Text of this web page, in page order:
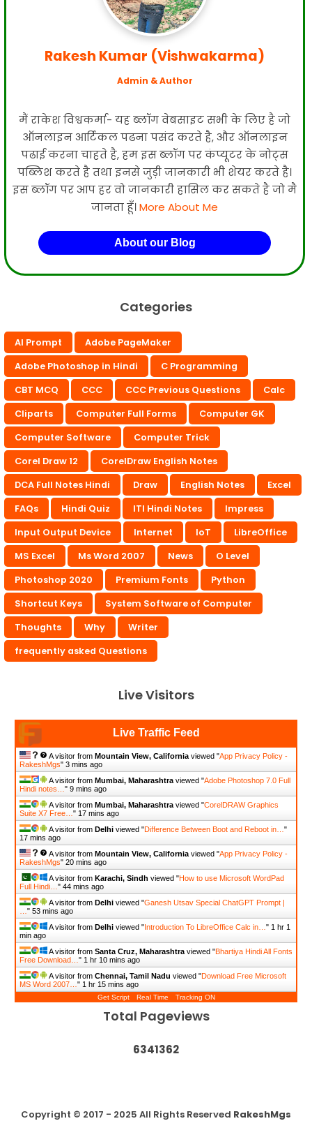
Rakesh Kumar (Vishwakarma)
Admin & Author
मैं राकेश विश्वकर्मा- यह ब्लॉग वेबसाइट सभी के लिए है जो
ऑनलाइन आर्टिकल पढना पसंद करते है, और ऑनलाइन
पढाई करना चाहते है, हम इस ब्लॉग पर कंप्यूटर के नोट्स
पब्लिश करते है तथा इनसे जुड़ी जानकारी भी शेयर करते है।
इस ब्लॉग पर आप हर वो जानकारी हासिल कर सकते है जो मै
जानता हूँ।More About Me
About our Blog
Categories
AI Prompt
Adobe PageMaker
Adobe Photoshop in Hindi
C Programming
CBT MCQ
CCC CCC Previous Questions
Calc
Cliparts
Computer Full Forms
Computer GK
Computer Software
Computer Trick
Corel Draw 12
CorelDraw English Notes
DCA Full Notes Hindi
Draw English Notes
Excel
FAQs
Hindi Quiz ITI Hindi Notes
Impress
Input Output Device
Internet IoT
LibreOffice
MS Excel
Ms Word 2007 News
O Level
Photoshop 2020
Premium Fonts
Python
Shortcut Keys
System Software of Computer
Thoughts
Why
Writer
frequently asked Questions
Live Visitors
Live Traffic Feed
A visitor from Mountain View, Californiaviewed "App Privacy Policy -
RakeshMgs" 3 mins ago
A visitor from Mumbai, Maharashtraviewed "Adobe Photoshop 7.0 Full
Hindi notes…" 9 mins ago
A visitor from Mumbai, Maharashtraviewed "CorelDRAW Graphics
Suite X7 Free…" 17 mins ago
A visitor from Delhi viewed "Difference Between Boot and Reboot in…"
17 mins ago
A visitor from Mountain View, Californiaviewed "App Privacy Policy -
RakeshMgs" 20 mins ago
A visitor from Karachi, Sindh viewed "How to use Microsoft WordPad
Full Hindi…" 44 mins ago
A visitor from Delhi viewed "Ganesh Utsav Special ChatGPT Prompt |
…" 53 mins ago
A visitor from Delhi viewed " Introduction To LibreOffice Calc in…" 1 hr 1
min ago
A visitor from Santa Cruz, Maharashtraviewed "Bhartiya Hindi All Fonts
Free Download…" 1 hr 10 mins ago
A visitor from Chennai, Tamil Nadu viewed "Download Free Microsoft
MS Word 2007…" 1 hr 15 mins ago
Get Script Real Time Tracking ON
Total Pageviews
6341362
Copyright © 2017 - 2025 All Rights Reserved RakeshMgs